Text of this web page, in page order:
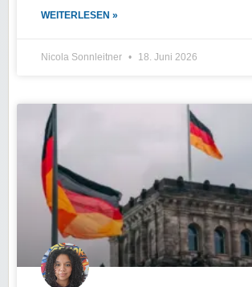
WEITERLESEN »
Nicola Sonnleitner 18. Juni 2026